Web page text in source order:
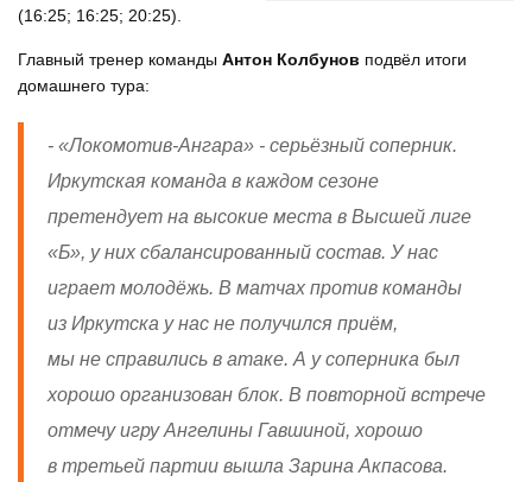
(16:25; 16:25; 20:25).
Главный тренер команды Антон Колбунов подвёл итоги
домашнего тура:
- «Локомотив-Ангара» - серьёзный соперник.
Иркутская команда в каждом сезоне
претендует на высокие места в Высшей лиге
«Б», у них сбалансированный состав. У нас
играет молодёжь. В матчах против команды
из Иркутска у нас не получился приём,
мы не справились в атаке. А у соперника был
хорошо организован блок. В повторной встрече
отмечу игру Ангелины Гавшиной, хорошо
в третьей партии вышла Зарина Акпасова.